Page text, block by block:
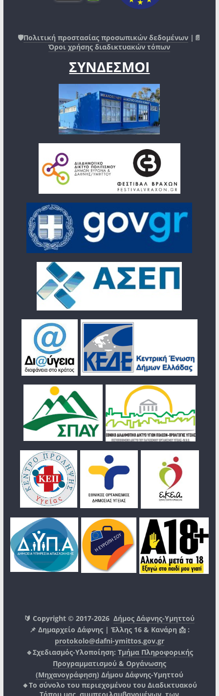
🛡️Πολιτική προστασίας προσωπικών δεδομένων |📄
Όροι χρήσης διαδικτυακών τόπων
ΣΥΝΔΕΣΜΟΙ
🔰 Copyright © 2017-2026Δήμος Δάφνης-Υμηττού
📌 Δημαρχείο Δάφνης | Έλλης 16 & Κανάρη 📩 :
protokolo@dafni-ymittos.gov.gr
🔹Σχεδιασμός-Υλοποίηση: Τμήμα Πληροφορικής
Προγραμματισμού & Οργάνωσης
(Μηχανογράφηση) Δήμου Δάφνης-Υμηττού
🔸Το σύνολο του περιεχομένου του Διαδικτυακού